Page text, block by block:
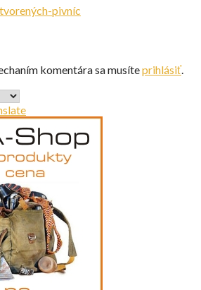
pivníc
komentára sa musíteprihlásiť.